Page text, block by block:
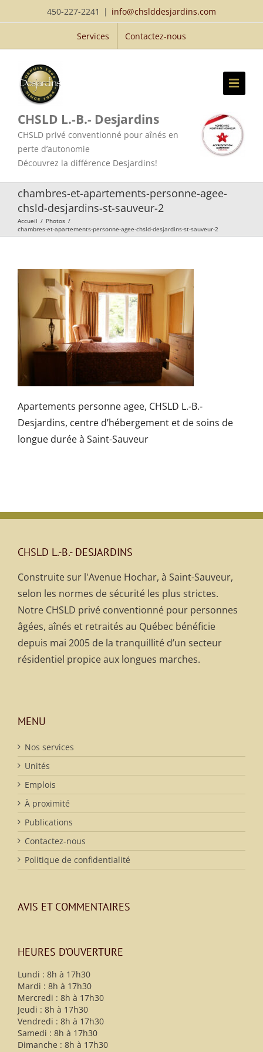
au
450-227-2241 | info@chslddesjardins.com
Services Contactez-nous
CHSLD L.-B.- Desjardins
CHSLD privé conventionné pour aînés en
perte d’autonomie
Découvrez la différence Desjardins!
chambres-et-apartements-personne-agee-
chsld-desjardins-st-sauveur-2
Accueil / Photos /
chambres-et-apartements-personne-agee-chsld-desjardins-st-sauveur-2
Apartements personne agee, CHSLD L.-B.-
Desjardins, centre d’hébergement et de soins de
longue durée à Saint-Sauveur
CHSLD L.-B.- DESJARDINS
Construite sur l'Avenue Hochar, à Saint-Sauveur,
selon les normes de sécurité les plus strictes.
Notre CHSLD privé conventionné pour personnes
âgées, aînés et retraités au Québec bénéficie
depuis mai 2005 de la tranquillité d’un secteur
résidentiel propice aux longues marches.
MENU
Nos services
Unités
Emplois
À proximité
Publications
Contactez-nous
Politique de confidentialité
AVIS ET COMMENTAIRES
HEURES D’OUVERTURE
Lundi : 8h à 17h30
Mardi : 8h à 17h30
Mercredi : 8h à 17h30
Jeudi : 8h à 17h30
Vendredi : 8h à 17h30
Samedi : 8h à 17h30
Dimanche : 8h à 17h30